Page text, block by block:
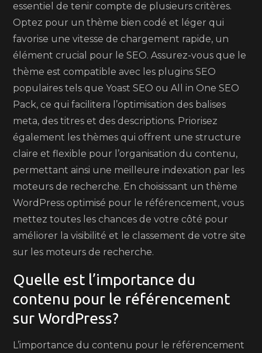
essentiel de tenir compte de plusieurs critères.
Optez pour un thème bien codé et léger qui
favorise une vitesse de chargement rapide, un
élément crucial pour le SEO. Assurez-vous que le
thème est compatible avec les plugins SEO
populaires tels que Yoast SEO ou All in One SEO
Pack, ce qui facilitera l’optimisation des balises
meta, des titres et des descriptions. Priorisez
également les thèmes qui offrent une structure
claire et flexible pour l’organisation du contenu,
permettant ainsi une meilleure indexation par les
moteurs de recherche. En choisissant un thème
WordPress optimisé pour le référencement, vous
mettez toutes les chances de votre côté pour
améliorer la visibilité et le classement de votre site
sur les moteurs de recherche.
Quelle est l’importance du
contenu pour le référencement
sur WordPress?
L’importance du contenu pour le référencement